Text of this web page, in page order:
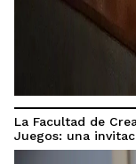
La Facultad de
Juegos: una